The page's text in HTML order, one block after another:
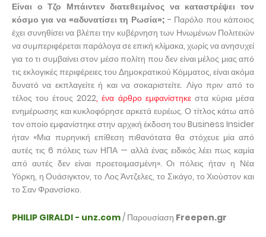
Είναι ο Τζο Μπάιντεν διατεθειμένος να καταστρέψει τον
κόσμο για να «αδυνατίσει τη Ρωσία»; - Παρόλο που κάποιος
έχει συνηθίσει να βλέπει την κυβέρνηση των Ηνωμένων Πολιτειών
να συμπεριφέρεται παράλογα σε επική κλίμακα, χωρίς να ανησυχεί
για το τι συμβαίνει στον μέσο πολίτη που δεν είναι μέλος μιας από
τις εκλογικές περιφέρειες του Δημοκρατικού Κόμματος, είναι ακόμα
δυνατό να εκπλαγείτε ή και να σοκαριστείτε. Λίγο πριν από το
τέλος του έτους 2022, ένα άρθρο εμφανίστηκεστα κύρια μέσα
ενημέρωσης και κυκλοφόρησε αρκετά ευρέως. Ο τίτλος κάτω από
τον οποίο εμφανίστηκε στην αρχική έκδοση του Business Insider
ήταν «Μια πυρηνική επίθεση πιθανότατα θα στόχευε μία από
αυτές τις 6 πόλεις των ΗΠΑ — αλλά ένας ειδικός λέει πως καμία
από αυτές δεν είναι προετοιμασμένη». Οι πόλεις ήταν η Νέα
Υόρκη, η Ουάσιγκτον, το Λος Άντζελες, το Σικάγο, το Χιούστον και
το Σαν Φρανσίσκο.
PHILIP GIRALDI - unz.com/ Παρουσίαση Freepen.gr